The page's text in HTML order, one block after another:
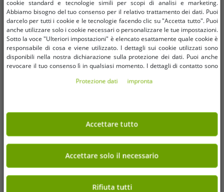
-96%
Taglie disponibili
-82%
Taglie disponibili
cookie standard e tecnologie simili per scopi di analisi e marketing.
Abbiamo bisogno del tuo consenso per il relativo trattamento dei dati. Puoi
darcelo per tutti i cookie e le tecnologie facendo clic su "Accetta tutto". Puoi
anche utilizzare solo i cookie necessari o personalizzare le tue impostazioni.
Sotto la voce "Ulteriori impostazioni" è elencato esattamente quale cookie è
responsabile di cosa e viene utilizzato. I dettagli sui cookie utilizzati sono
disponibili nella nostra dichiarazione sulla protezione dei dati. Puoi anche
revocare il tuo consenso lì in qualsiasi momento. I dettagli di contatto sono
Protezione dati impronta
Accettare tutto
Accettare solo il necessario
Rifiuta tutti